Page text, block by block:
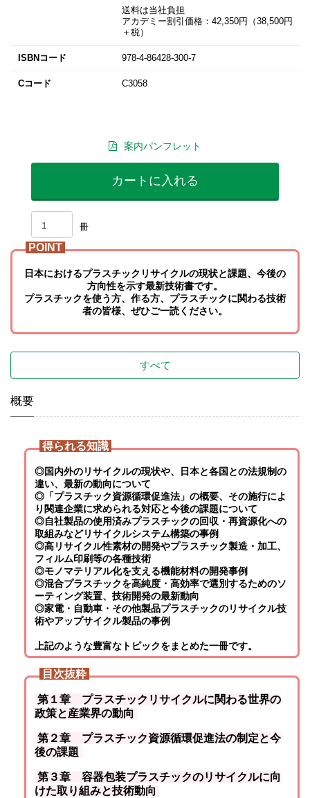
送料は当社負担
アカデミー割引価格：42,350円（38,500円
＋税）
ISBNコード 978-4-86428-300-7
Cコード C3058
案内パンフレット
カートに入れる
冊
POINT
日本におけるプラスチックリサイクルの現状と課題、今後の
方向性を示す最新技術書です。
プラスチックを使う方、作る方、プラスチックに関わる技術
者の皆様、ぜひご一読ください。
すべて
概要
得られる知識
◎国内外のリサイクルの現状や、日本と各国との法規制の
違い、最新の動向について
◎「プラスチック資源循環促進法」の​概要、その施行によ
り 関連企業に求められる対応と今後の課題について
◎自社製品の使用済みプラスチックの回収・再資源化への
取組みなどリサイクルシステム構築の事例
◎高リサイクル性素材の開発やプラスチック製造・加工、
フィルム印刷等の各種技術
◎モノマテリアル化を支える機能材料の開発事例
◎混合プラスチックを高純度・高効率で選別するためのソ
ーティング装置、技術開発の最新動向
◎家電・自動車・その他製品プラスチックのリサイクル技
術やアップサイクル製品の事例
上記のような豊富なトピックをまとめた一冊です。
目次抜粋
第１章 プラスチックリサイクルに関わる世界の
政策と産業界の動向
第２章 プラスチック資源循環促進法の制定と今
後の課題
第３章 容器包装プラスチックのリサイクルに向
けた取り組みと技術動向